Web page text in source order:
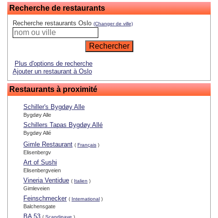
Recherche de restaurants
Recherche restaurants Oslo (Changer de ville)
Plus d'options de recherche
Ajouter un restaurant à Oslo
Restaurants à proximité
Schiller's Bygdøy Alle
Bygdøy Alle
Schillers Tapas Bygdøy Allé
Bygdøy Allé
Gimle Restaurant ( Français )
Elisenbergv
Art of Sushi
Elisenbergveien
Vineria Ventidue ( Italien )
Gimleveien
Feinschmecker ( International )
Balchensgate
BA 53 ( Scandinave )